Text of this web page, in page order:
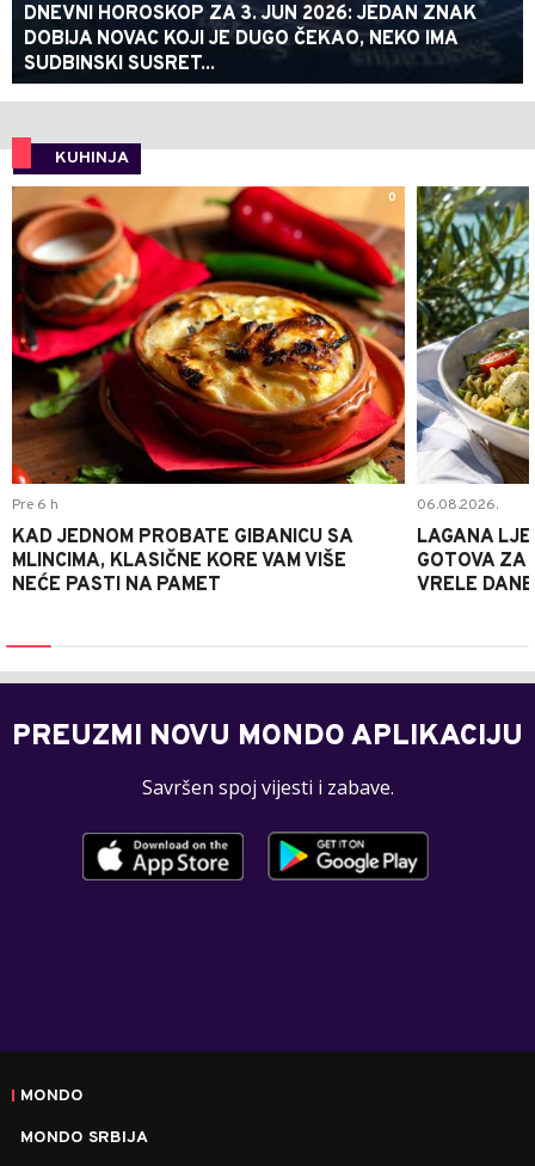
DNEVNI HOROSKOP ZA 3. JUN 2026: JEDAN ZNAK
DOBIJA NOVAC KOJI JE DUGO ČEKAO, NEKO IMA
SUDBINSKI SUSRET...
KUHINJA
0
Pre 6 h
KAD JEDNOM PROBATE GIBANICU SA
MLINCIMA, KLASIČNE KORE VAM VIŠE
NEĆE PASTI NA PAMET
06.08.2026.
LAGANA
GOTOVA ZA
VRELE DANE
PREUZMI NOVU MONDO APLIKACIJU
Savršen spoj vijesti i zabave.
MONDO
MONDO SRBIJA